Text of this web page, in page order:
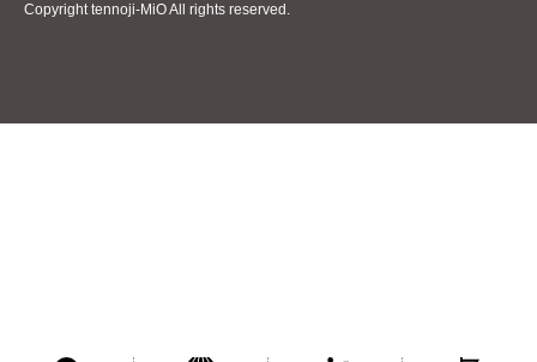
Copyright tennoji-MiO All rights reserved.